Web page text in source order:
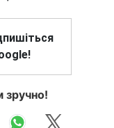
зручно!